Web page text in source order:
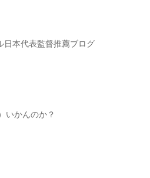
日本代表監督推薦ブログ
いかんのか？